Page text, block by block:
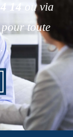
14
ou via
toute
.